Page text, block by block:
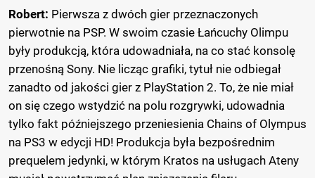
Robert: Pierwsza z dwóch gier przeznaczonych
pierwotnie na PSP. W swoim czasie Łańcuchy Olimpu
były produkcją, która udowadniała, na co stać konsolę
przenośną Sony. Nie licząc grafiki, tytuł nie odbiegał
zanadto od jakości gier z PlayStation 2. To, że nie miał
on się czego wstydzić na polu rozgrywki, udowadnia
tylko fakt późniejszego przeniesienia Chains of Olympus
na PS3 w edycji HD! Produkcja była bezpośrednim
prequelem jedynki, w którym Kratos na usługach Ateny